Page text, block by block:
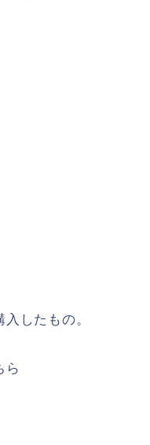
したもの。
ら